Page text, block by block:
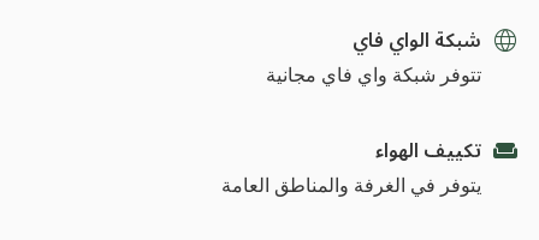
شبكة الواي فاي
تتوفر شبكة واي فاي مجانية
تكييف الهواء
يتوفر في الغرفة والمناطق العامة